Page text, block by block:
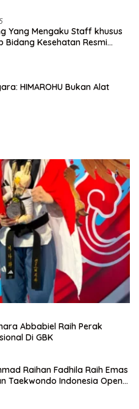
Yang Mengaku Staff khusus
Bidang Kesehatan Resmi
HIMAROHU Bukan Alat
Abbabiel Raih Perak
Di GBK
Raihan Fadhila Raih Emas
Taekwondo Indonesia Open